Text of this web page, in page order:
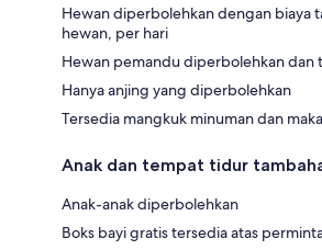
Hewan diperbolehkan dengan biaya
hewan, per hari
Hewan pemandu diperbolehkan dan
Hanya anjing yang diperbolehkan
Tersedia mangkuk minuman dan
Anak dan tempat tidur
Anak-anak diperbolehkan
Boks bayi gratis tersedia atas